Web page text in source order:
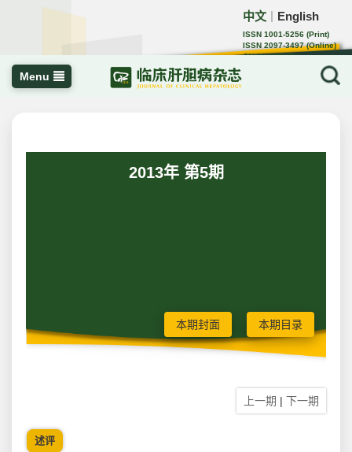
中文 English
ISSN 1001-5256 (Print)
ISSN 2097-3497 (Online)
CN 22-1108/R
Menu
2013年 第5期
本期封面 本期目录
上一期 | 下一期
述评